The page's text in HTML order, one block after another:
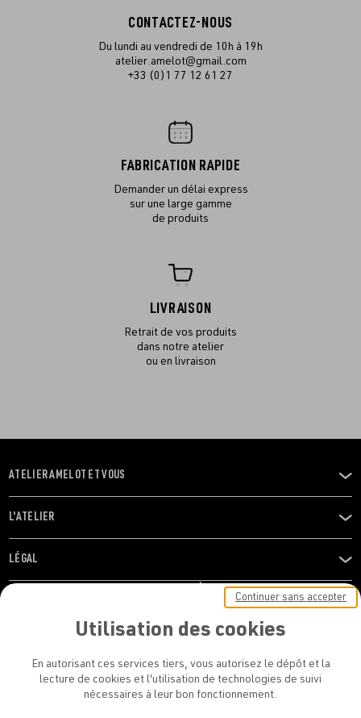
CONTACTEZ-NOUS
Du lundi au vendredi de 10h à 19h
atelier.amelot@gmail.com
+33 (0)1 77 12 61 27
FABRICATION RAPIDE
Demander un délai express
sur une large gamme
de produits
LIVRAISON
Retrait de vos produits
dans notre atelier
ou en livraison
OUVRIR
LE
MENU
ATELIER AMELOT ET VOUS
OUVRIR
LE
MENU
L'ATELIER
OUVRIR
LE
LÉGAL
RESTONS EN CONTACT ! ABONNEZ-VOUS À NOTRE
Utilisation des cookies
En autorisant ces services tiers, vous autorisez le dépôt et la
lecture de cookies et l'utilisation de technologies de suivi
nécessaires à leur bon fonctionnement.
Continuer sans accepter